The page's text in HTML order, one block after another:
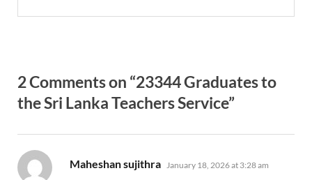
2 Comments on “23344 Graduates to
the Sri Lanka Teachers Service”
Maheshan sujithra says:
January 18, 2026 at 3:28 am